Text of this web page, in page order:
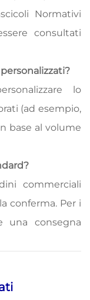
Normativi
consultati
lo
(ad esempio,
base al volume
commerciali
conferma. Per i
una consegna